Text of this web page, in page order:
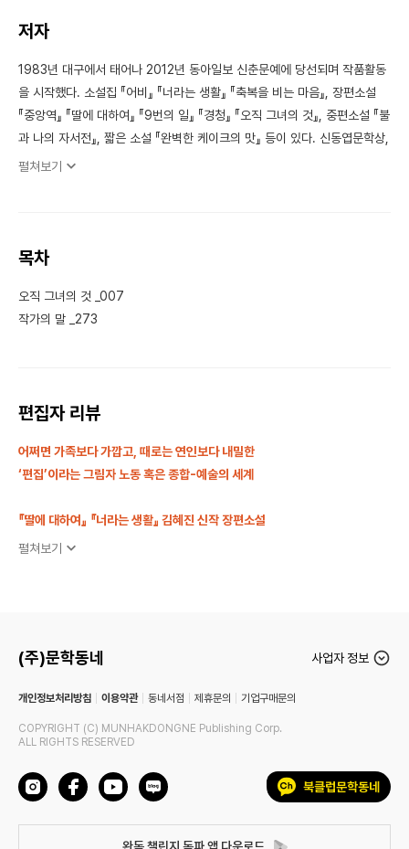
저자
1983년 대구에서 태어나 2012년 동아일보 신춘문예에 당선되며 작품활동
을 시작했다. 소설집 『어비』 『너라는 생활』 『축복을 비는 마음』, 장편소설
『중앙역』 『딸에 대하여』 『9번의 일』 『경청』 『오직 그녀의 것』, 중편소설 『불
과 나의 자서전』, 짧은 소설 『완벽한 케이크의 맛』 등이 있다. 신동엽문학상,
대산문학상, 제12회, 제13회 젊은작가상 등을 수상했다.
펼쳐보기
목차
오직 그녀의 것 _007
작가의 말 _273
편집자 리뷰
어쩌면 가족보다 가깝고, 때로는 연인보다 내밀한
‘편집’이라는 그림자 노동 혹은 종합-예술의 세계
『딸에 대하여』 『너라는 생활』 김혜진 신작 장편소설
명실상부 한국문학을 대표하는 작가로 자리매김했다. 그간 김혜진
람들, 외면하고 싶은 사각을 천천히 들여다보며, 소외의 장을 무대
의 중심으로 바꾸어내는 소설을 꾸준히 선보여왔다. 이번 신작 장
편을 통해 그가 그려내는 필드는 ‘편집’이라는 그림자 노동 혹은 종
합-예술의 세계다.
1990년대 초 교열자로 출판 생활을 시작해 일생을 문학 편집자로
종적인 주인공이 책을 만들며 만난 인연과 사건을 통해 자신의 삶
펼쳐보기
(주)문학동네
개인정보처리방침 이용약관 동네서점 제휴문의 기업구매문의
사업자 정보
COPYRIGHT (C) MUNHAKDONGNE Publishing Corp.
ALL RIGHTS RESERVED
인
스
타
페
이
스
유
튜
브
네
이
버
북클럽문학동네